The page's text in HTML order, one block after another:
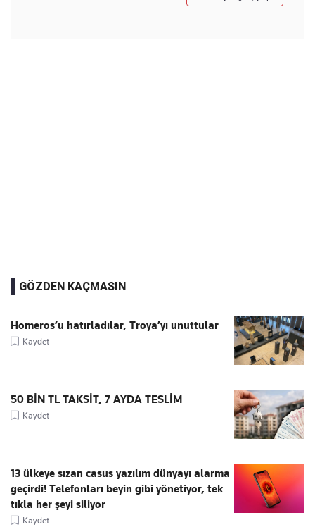
GÖZDEN KAÇMASIN
Homeros’u hatırladılar, Troya’yı unuttular
Kaydet
50 BİN TL TAKSİT, 7 AYDA TESLİM
Kaydet
13 ülkeye sızan casus yazılım dünyayı alarma
geçirdi! Telefonları beyin gibi yönetiyor, tek
tıkla her şeyi siliyor
Kaydet